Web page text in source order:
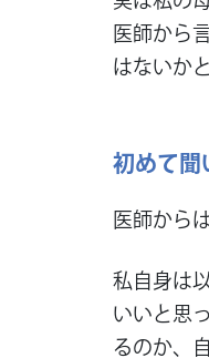
医師から
はないか
初めて聞
医師から
私自身は
いいと思
るのか、